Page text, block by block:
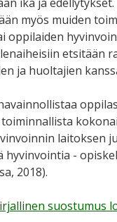
myös muiden
oppilaiden
etsitään
ja huoltajien
laitoksen
hyvinvointia -
2018).
suostumus